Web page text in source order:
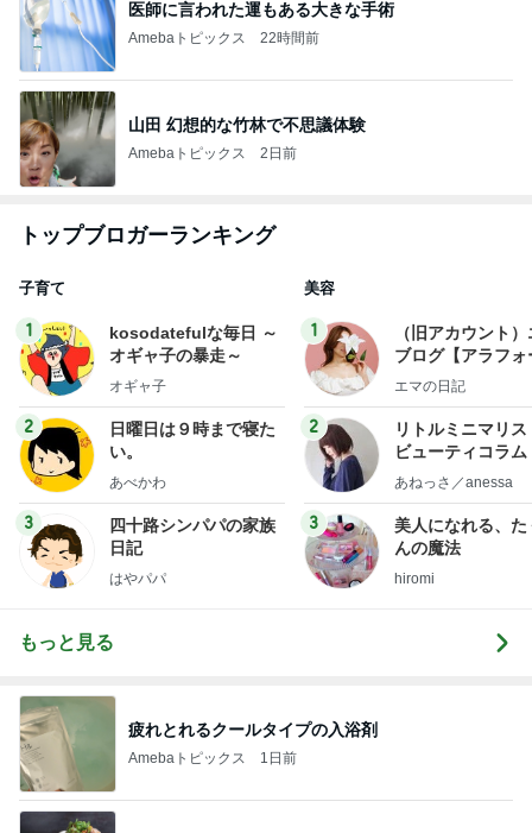
医師に言われた運もある大きな手術
Amebaトピックス 22時間前
山田 幻想的な竹林で不思議体験
Amebaトピックス 2日前
トップブロガーランキング
子育て
1
kosodatefulな毎日 ～
オギャ子の暴走～
オギャ子
2
日曜日は９時まで寝た
い。
あべかわ
3
四十路シンパパの家族
日記
はやパパ
美容
1
（旧アカウント
ブログ【アラフォ
社売却セカンドラ
エマの日記
2
リトルミニマリス
ビューティコラ
little
あねっさ／anessa
3
美人になれる、た
んの魔法
hiromi
もっと見る
疲れとれるクールタイプの入浴剤
Amebaトピックス 1日前